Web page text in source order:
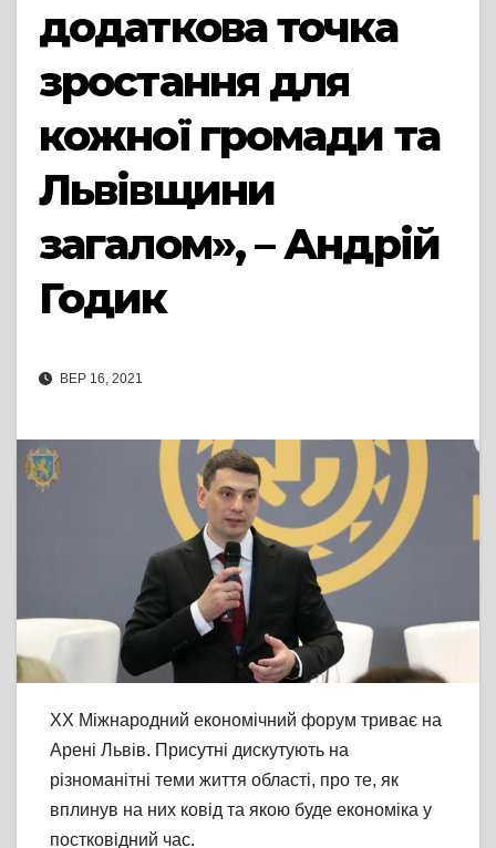
додаткова точка
зростання для
кожної громади та
Львівщини
загалом», – Андрій
Годик
ВЕР 16, 2021
XX Міжнародний економічний форум триває на
Арені Львів. Присутні дискутують на
різноманітні теми життя області, про те, як
вплинув на них ковід та якою буде економіка у
постковідний час.